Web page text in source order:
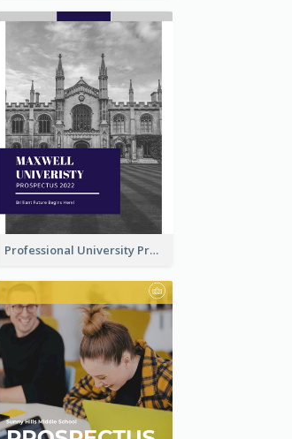
Professional University Prospectus